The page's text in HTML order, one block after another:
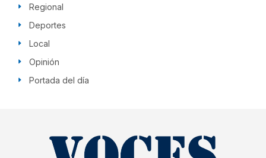
Regional
Deportes
Local
Opinión
Portada del día